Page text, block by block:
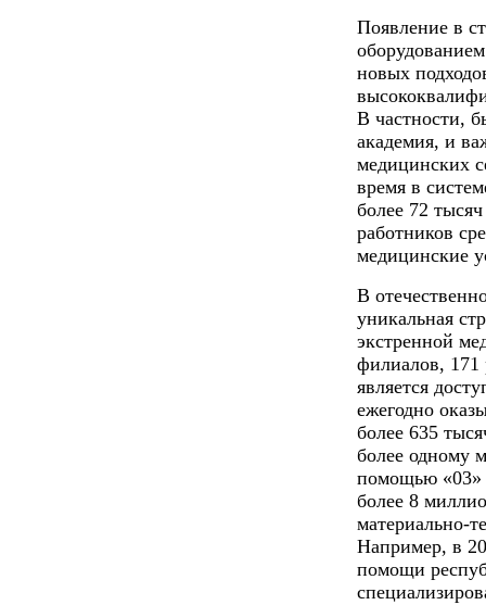
Появление в
новых
В частности,
академия, и
медицинских
время в
более 72
работников
медицинские
В
уникальная
экстренной
филиалов,
является
ежегодно
более 635
более одному
помощью «03»
более 8
материально-
Например, в
помощи